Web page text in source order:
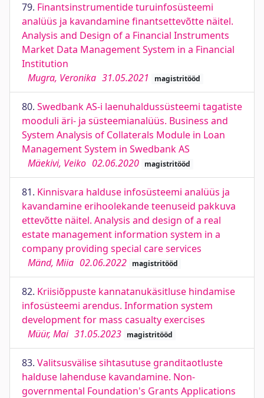
79. Finantsinstrumentide turuinfosüsteemi
analüüs ja kavandamine finantsettevõtte näitel.
Analysis and Design of a Financial Instruments
Market Data Management System in a Financial
Institution
Mugra, Veronika 31.05.2021 magistritööd
80. Swedbank AS-i laenuhaldussüsteemi tagatiste
mooduli äri- ja süsteemianalüüs. Business and
System Analysis of Collaterals Module in Loan
Management System in Swedbank AS
Mäekivi, Veiko 02.06.2020 magistritööd
81. Kinnisvara halduse infosüsteemi analüüs ja
kavandamine erihoolekande teenuseid pakkuva
ettevõtte näitel. Analysis and design of a real
estate management information system in a
company providing special care services
Mänd, Miia 02.06.2022 magistritööd
82. Kriisiõppuste kannatanukäsitluse hindamise
infosüsteemi arendus. Information system
development for mass casualty exercises
Müür, Mai 31.05.2023 magistritööd
83. Valitsusvälise sihtasutuse granditaotluste
halduse lahenduse kavandamine. Non-
governmental Foundation's Grants Applications